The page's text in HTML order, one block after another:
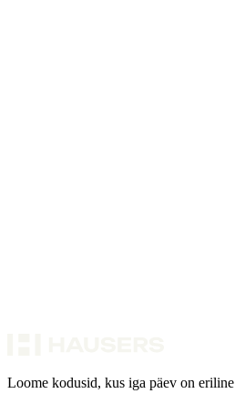
Loome kodusid, kus iga päev on eriline